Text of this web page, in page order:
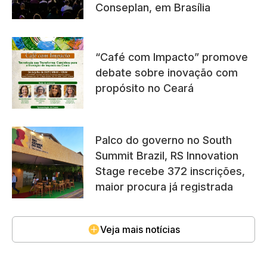
Conseplan, em Brasília
“Café com Impacto” promove
debate sobre inovação com
propósito no Ceará
Palco do governo no South
Summit Brazil, RS Innovation
Stage recebe 372 inscrições,
maior procura já registrada
Veja mais notícias